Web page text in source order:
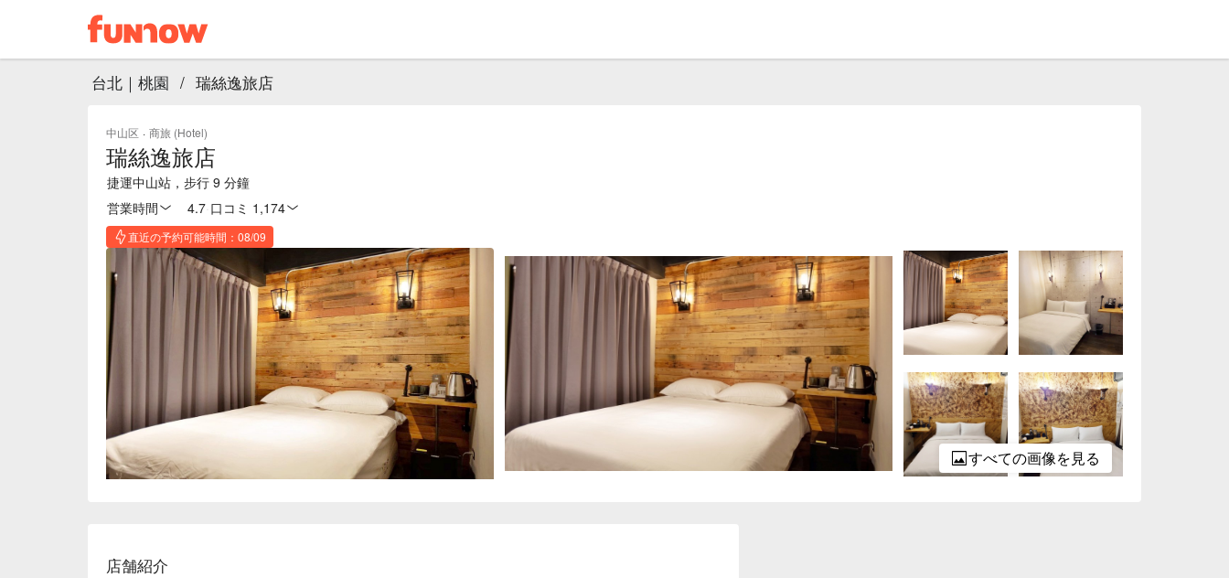
台北｜桃園 / 瑞絲逸旅店
中山区 · 商旅 (Hotel)
瑞絲逸旅店
捷運中山站，步行 9 分鐘
営業時間
4.7 口コミ 1,174
直近の予約可能時間：08/09
すべての画像を見る
店舗紹介